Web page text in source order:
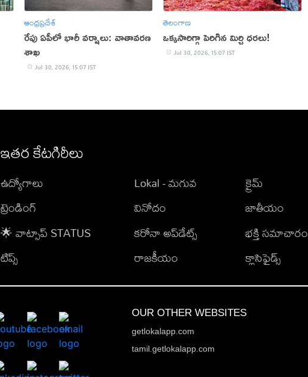
ఆంధ్రప్రదేశ్
రేపు ఏపీలో భారీ వర్షాలు: వాతావరణ
శాఖ
Jul 30, 2026, 15:07 IST
తెలంగాణ
ఒక్కసారిగ్గా పెరిగిన మిర్చి ధరలు!
Jul 30, 2026, 15:07 IST
ఇతర కేటగిరీలు
ఉద్యోగాలు
ట్రెండింగ్
🌟 వాట్సాప్ STATUS
టిప్స్
Lokal - మగువ
వినోదం
కరోనా అప్‌డేట్స్
రాజకీయం
క్రైమ్
జాతీయం
భక్తి సమాచారం
క్లాసిఫైడ్స్
OUR OTHER WEBSITES
getlokalapp.com
tamil.getlokalapp.com